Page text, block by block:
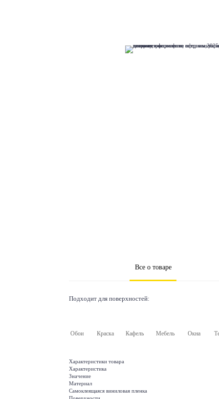
Все о товаре
Подходит для поверхностей:
Обои Краска Кафель Мебель Окна
Характеристики товара
Характеристика
Значение
Материал
Самоклеящаяся виниловая пленка